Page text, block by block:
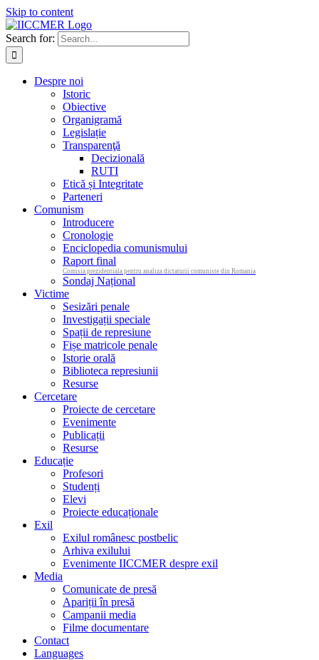
Skip to content
Search for:
Despre noi
Istoric
Obiective
Organigramă
Legislație
Transparenţă
Decizională
RUTI
Etică și Integritate
Parteneri
Comunism
Introducere
Cronologie
Enciclopedia comunismului
Raport final
Comisia prezidentiala pentru analiza dictaturii comuniste din Romania
Sondaj Național
Victime
Sesizări penale
Investigații speciale
Spații de represiune
Fișe matricole penale
Istorie orală
Biblioteca represiunii
Resurse
Cercetare
Proiecte de cercetare
Evenimente
Publicații
Resurse
Educație
Profesori
Studenți
Elevi
Proiecte educaționale
Exil
Exilul românesc postbelic
Arhiva exilului
Evenimente IICCMER despre exil
Media
Comunicate de presă
Apariții în presă
Campanii media
Filme documentare
Contact
Languages